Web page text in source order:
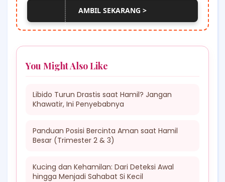
AMBIL SEKARANG >
You Might Also Like
Libido Turun Drastis saat Hamil? Jangan
Khawatir, Ini Penyebabnya
Panduan Posisi Bercinta Aman saat Hamil
Besar (Trimester 2 & 3)
Kucing dan Kehamilan: Dari Deteksi Awal
hingga Menjadi Sahabat Si Kecil